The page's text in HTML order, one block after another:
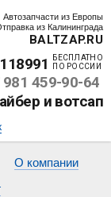
Автозапчасти из Европы
из Калининграда
BALTZAP.RU
БЕСПЛАТНО
ПО РОССИИ
981 459-90-64
О компании